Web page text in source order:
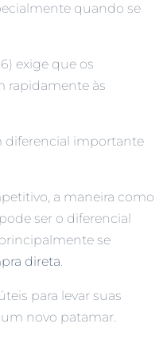
quando se
exige que os
rapidamente às
diferencial importante
a maneira como
ser o diferencial
se
direta.
para levar suas
novo patamar.